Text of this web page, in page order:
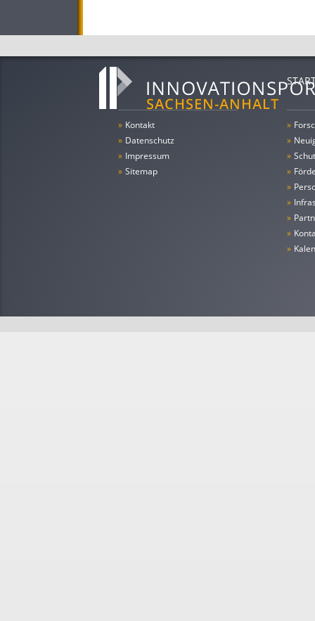
» Kontakt
» Datenschutz
» Impressum
» Sitemap
»
»
»
»
»
»
»
»
»